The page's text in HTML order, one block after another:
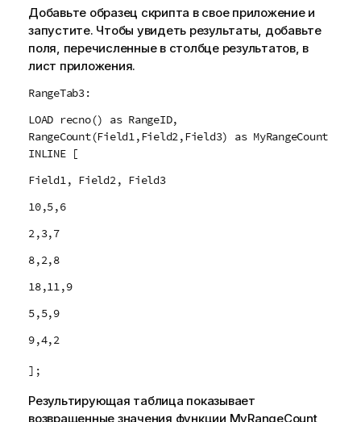
Добавьте образец скрипта в свое приложение и
запустите. Чтобы увидеть результаты, добавьте
поля, перечисленные в столбце результатов, в
лист приложения.
RangeTab3:
LOAD recno() as RangeID,
RangeCount(Field1,Field2,Field3) as MyRangeCount
INLINE [
Field1, Field2, Field3
10,5,6
2,3,7
8,2,8
18,11,9
5,5,9
9,4,2
];
Результирующая таблица показывает
возвращенные значения функции MyRangeCount